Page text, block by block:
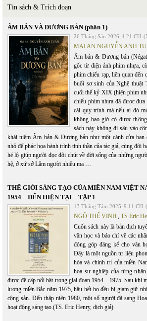
Tin sách & Trích đoạn
ÂM BẢN VÀ DƯƠNG BẢN (phần 1)
26 Tháng Sáu 2026 4:21 CH
MAI AN NGUYỄN ANH
Âm bản & Dương bản
gốc từ điện ảnh phim nhựa,
phim chiếu rạp, liên quan đến
buổi sơ sinh của Nghệ
cuối thế kỷ XIX (hiện phim
chiếu phim nhựa đã được
cái quy trình mà nếu ai đó
không bao giờ có được
sách này không đi sâu vào
khái niệm Âm bản & Dương bản như một cánh cửa ban
nhỏ để phác họa hành trình tinh thần của tác giả, cùng đôi
hé lộ giúp người đọc đôi chút về đời sống của những
hệ, ở xứ sở Lắm người nhiều ma …
THẾ GIỚI SÁNG TẠO CỦA MIỀN NAM VIỆT
1954 – ĐẾN HIỆN TẠI – TẬP 1
13 Tháng Tám 2025 9:11 CH
NGÔ THẾ VINH, TS Eric
Cuốn sách này là bản dịch
văn học và báo chí về các
đóng góp đáng kể cho văn
Đây là một nguồn tư liệu
hóa và chính trị của miền
họa sự nghiệp của từng
được đề cập nổi bật trong giai đoạn 1954 – 1975. Sau khi
lượng miền Bắc năm 1975, hầu hết họ đều bị giam giữ
cộng sản. Đến thập niên 1980, một số người đã sang
hoạt động sáng tạo.(TS. Eric Henry, dịch giả)